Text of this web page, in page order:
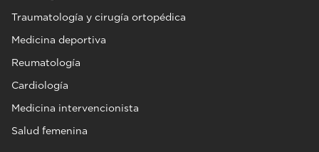
Traumatología y cirugía ortopédica
Medicina deportiva
Reumatología
Cardiología
Medicina intervencionista
Salud femenina